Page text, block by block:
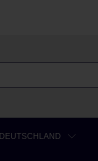
DEUTSCHLAND